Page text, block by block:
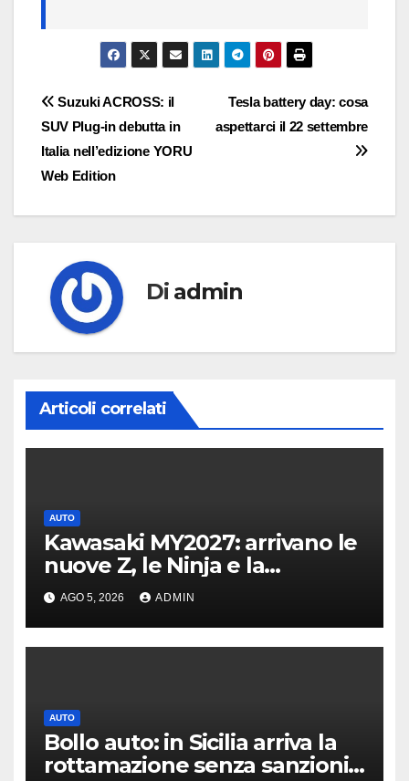
Navigazione
articoli
Tesla battery day: cosa
aspettarci il 22 settembre
Suzuki ACROSS: il
SUV Plug-in debutta in
Italia nell’edizione YORU
Web Edition
Di admin
Articoli correlati
AUTO
Kawasaki MY2027: arrivano le
nuove Z, le Ninja e la
crossover Versys 650
AGO 5, 2026 ADMIN
AUTO
Bollo auto: in Sicilia arriva la
rottamazione senza sanzioni